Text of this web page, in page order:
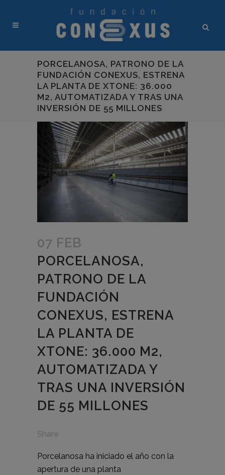
PORCELANOSA, PATRONO DE LA
FUNDACIÓN CONEXUS, ESTRENA
LA PLANTA DE XTONE: 36.000
M2, AUTOMATIZADA Y TRAS UNA
INVERSIÓN DE 55 MILLONES
07 FEB
PORCELANOSA,
PATRONO DE LA
FUNDACIÓN
CONEXUS, ESTRENA
LA PLANTA DE
XTONE: 36.000 M2,
AUTOMATIZADA Y
TRAS UNA INVERSIÓN
DE 55 MILLONES
Share
Porcelanosa ha iniciado el año con la
apertura de una planta